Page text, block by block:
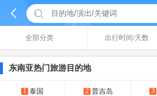
 
全部分类 出行时间/天数
东南亚热门旅游目的地
1 泰国 2 普吉岛 3